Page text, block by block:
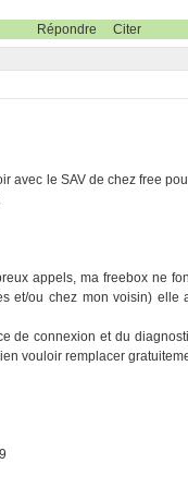
Répondre Citer
avec le SAV de chez free
appels, ma freebox ne
et/ou chez mon voisin)
de connexion et du
vouloir remplacer